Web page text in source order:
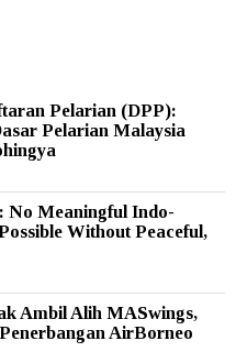
Pelarian (DPP):
Pelarian Malaysia
No Meaningful Indo-
Without Peaceful,
Ambil Alih MASwings,
AirBorneo